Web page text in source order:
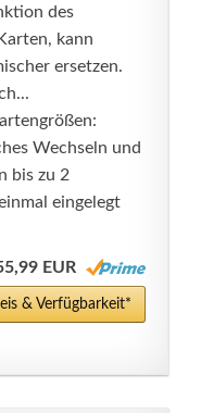
des
kann
ersetzen.
Wechseln und
bis zu 2
eingelegt
EUR
& Verfügbarkeit*